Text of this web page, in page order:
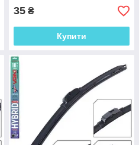
35 ₴
Купити